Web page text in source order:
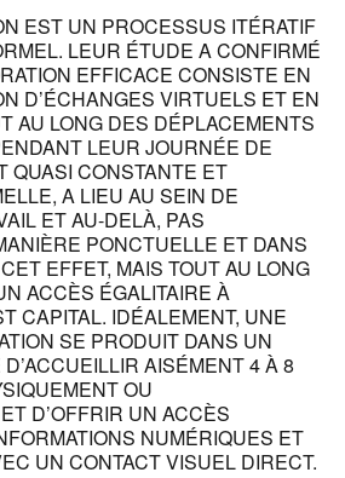
EST UN PROCESSUS ITÉRATIF
LEUR ÉTUDE A CONFIRMÉ
EFFICACE CONSISTE EN
D’ÉCHANGES VIRTUELS ET EN
AU LONG DES DÉPLACEMENTS
LEUR JOURNÉE DE
QUASI CONSTANTE ET
A LIEU AU SEIN DE
ET AU-DELÀ, PAS
PONCTUELLE ET DANS
EFFET, MAIS TOUT AU LONG
ACCÈS ÉGALITAIRE À
CAPITAL. IDÉALEMENT, UNE
SE PRODUIT DANS UN
AISÉMENT 4 À 8
OU
D’OFFRIR UN ACCÈS
NUMÉRIQUES ET
UN CONTACT VISUEL DIRECT.